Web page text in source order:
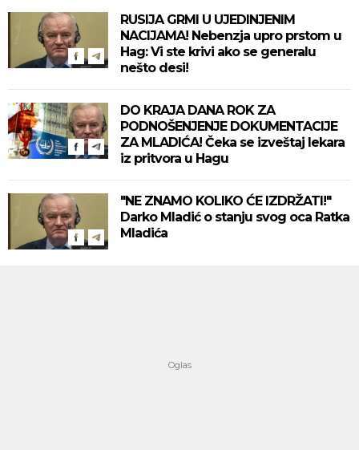
RUSIJA GRMI U UJEDINJENIM
NACIJAMA! Nebenzja upro prstom u
Hag: Vi ste krivi ako se generalu
nešto desi!
DO KRAJA DANA ROK ZA
PODNOŠENJENJE DOKUMENTACIJE
ZA MLADIĆA! Čeka se izveštaj lekara
iz pritvora u Hagu
"NE ZNAMO KOLIKO ĆE IZDRŽATI!"
Darko Mladić o stanju svog oca Ratka
Mladića